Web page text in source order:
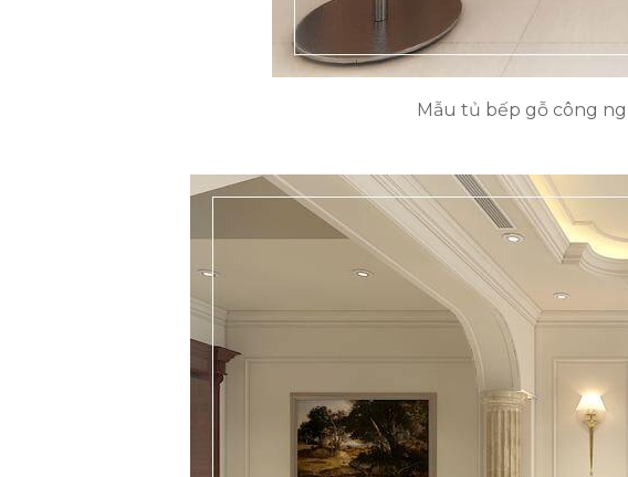
Mẫu tủ bếp gỗ công